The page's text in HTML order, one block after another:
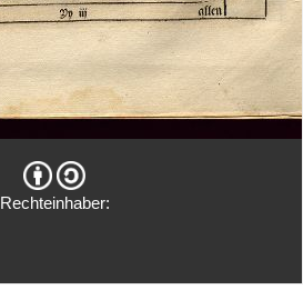
Rechteinhaber: